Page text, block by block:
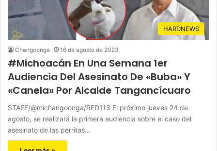
HARDNEWS
Changoonga 16 de agosto de 2023
#Michoacán En Una Semana 1er
Audiencia Del Asesinato De «Buba» Y
«Canela» Por Alcalde Tangancícuaro
STAFF/@michangoonga/RED113 El próximo jueves 24 de
agosto, se realizará la primera audiencia sobre el caso del
asesinato de las perritas…